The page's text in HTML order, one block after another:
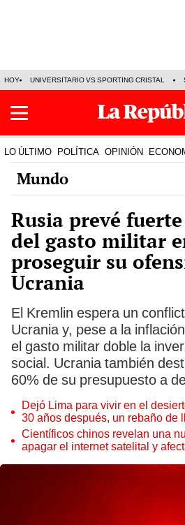
HOY UNIVERSITARIO VS SPORTING CRISTAL
LO ÚLTIMO POLÍTICA OPINIÓN
Mundo
Rusia prevé
del gasto militar
proseguir su
Ucrania
El Kremlin espera un
Ucrania y, pese a la
el gasto militar doble la
social. Ucrania también
60% de su presupuesto a
Dejó Lima para vivir en el
30 años después, un rebaño de
sorprendente ecosistema
Científicos chinos revelan una
apagar el internet satelital y